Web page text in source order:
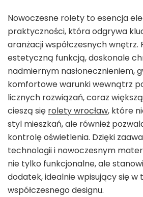
Nowoczesne rolety to esencja
praktyczności, która odgrywa
aranżacji współczesnych wnętrz.
estetyczną funkcją, doskonale
nadmiernym nasłonecznieniem,
komfortowe warunki wewnątrz
licznych rozwiązań, coraz
cieszą się rolety wrocław, które
styl mieszkań, ale również
kontrolę oświetlenia. Dzięki
technologii i nowoczesnym
nie tylko funkcjonalne, ale
dodatek, idealnie wpisujący się w
współczesnego designu.